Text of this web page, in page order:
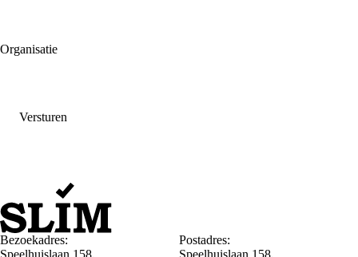
Organisatie
Versturen
Bezoekadres:
Speelhuislaan 158,
Postadres:
Speelhuislaan 158,